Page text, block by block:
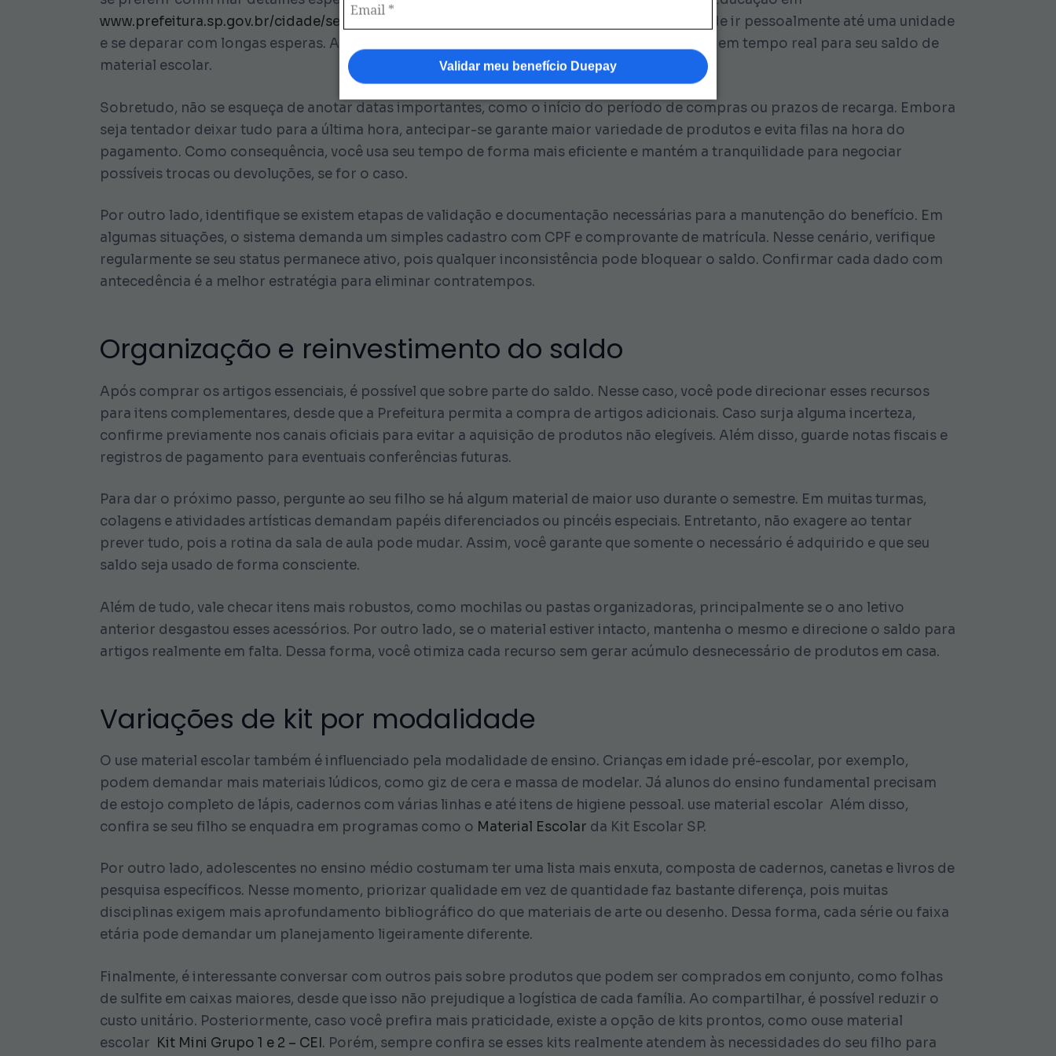
Validar meu benefício Duepay
www.prefeitura.sp.gov.br/cidade/secretarias/educacao
. Dessa forma, você reduz a chance de ir pessoalmente até uma unidade
e se deparar com longas esperas. Além disso, o aplicativo muitas vezes oferece atualização em tempo real para seu saldo de
material escolar.
Sobretudo, não se esqueça de anotar datas importantes, como o início do período de compras ou prazos de recarga. Embora
seja tentador deixar tudo para a última hora, antecipar-se garante maior variedade de produtos e evita filas na hora do
pagamento. Como consequência, você usa seu tempo de forma mais eficiente e mantém a tranquilidade para negociar
possíveis trocas ou devoluções, se for o caso.
Por outro lado, identifique se existem etapas de validação e documentação necessárias para a manutenção do benefício. Em
algumas situações, o sistema demanda um simples cadastro com CPF e comprovante de matrícula. Nesse cenário, verifique
regularmente se seu status permanece ativo, pois qualquer inconsistência pode bloquear o saldo. Confirmar cada dado com
antecedência é a melhor estratégia para eliminar contratempos.
Organização e reinvestimento do saldo
Após comprar os artigos essenciais, é possível que sobre parte do saldo. Nesse caso, você pode direcionar esses recursos
para itens complementares, desde que a Prefeitura permita a compra de artigos adicionais. Caso surja alguma incerteza,
confirme previamente nos canais oficiais para evitar a aquisição de produtos não elegíveis. Além disso, guarde notas fiscais e
registros de pagamento para eventuais conferências futuras.
Para dar o próximo passo, pergunte ao seu filho se há algum material de maior uso durante o semestre. Em muitas turmas,
colagens e atividades artísticas demandam papéis diferenciados ou pincéis especiais. Entretanto, não exagere ao tentar
prever tudo, pois a rotina da sala de aula pode mudar. Assim, você garante que somente o necessário é adquirido e que seu
saldo seja usado de forma consciente.
Além de tudo, vale checar itens mais robustos, como mochilas ou pastas organizadoras, principalmente se o ano letivo
anterior desgastou esses acessórios. Por outro lado, se o material estiver intacto, mantenha o mesmo e direcione o saldo para
artigos realmente em falta. Dessa forma, você otimiza cada recurso sem gerar acúmulo desnecessário de produtos em casa.
Variações de kit por modalidade
O use material escolar também é influenciado pela modalidade de ensino. Crianças em idade pré-escolar, por exemplo,
podem demandar mais materiais lúdicos, como giz de cera e massa de modelar. Já alunos do ensino fundamental precisam
de estojo completo de lápis, cadernos com várias linhas e até itens de higiene pessoal. use material escolar Além disso,
confira se seu filho se enquadra em programas como o Material Escolar da Kit Escolar SP.
Por outro lado, adolescentes no ensino médio costumam ter uma lista mais enxuta, composta de cadernos, canetas e livros de
pesquisa específicos. Nesse momento, priorizar qualidade em vez de quantidade faz bastante diferença, pois muitas
disciplinas exigem mais aprofundamento bibliográfico do que materiais de arte ou desenho. Dessa forma, cada série ou faixa
etária pode demandar um planejamento ligeiramente diferente.
Finalmente, é interessante conversar com outros pais sobre produtos que podem ser comprados em conjunto, como folhas
de sulfite em caixas maiores, desde que isso não prejudique a logística de cada família. Ao compartilhar, é possível reduzir o
custo unitário. Posteriormente, caso você prefira mais praticidade, existe a opção de kits prontos, como ouse material
escolar Kit Mini Grupo 1 e 2 – CEI . Porém, sempre confira se esses kits realmente atendem às necessidades do seu filho para